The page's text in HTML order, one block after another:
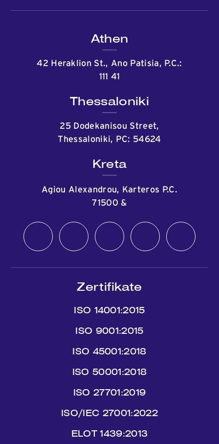
Athen
42 Heraklion St., Ano Patisia, P.C.:
111 41
Thessaloniki
25 Dodekanisou Street,
Thessaloniki, PC: 54624
Kreta
Agiou Alexandrou, Karteros P.C.
71500 &
Zertifikate
ISO 14001:2015
ISO 9001:2015
ISO 45001:2018
ISO 50001:2018
ISO 27701:2019
ISO/IEC 27001:2022
ΕLΟΤ 1439:2013